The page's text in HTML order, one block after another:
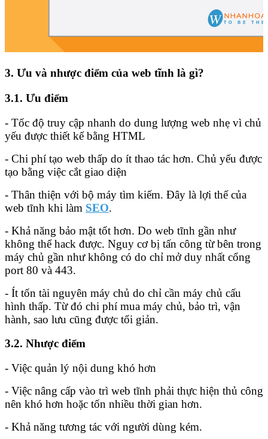
3. Ưu và nhược điểm của web tĩnh là gì?
3.1. Ưu điểm
- Tốc độ truy cập nhanh do dung lượng web nhẹ vì chủ
yếu được thiết kế bằng HTML
- Chi phí tạo web thấp do ít thao tác hơn. Chủ yếu được
tạo bằng việc cắt giao diện
- Thân thiện với bộ máy tìm kiếm. Đây là lợi thế của
web tĩnh khi làm SEO.
- Khả năng bảo mật tốt hơn. Do web tĩnh gần như
không thể hack được. Nguy cơ bị tấn công từ bên trong
máy chủ gần như không có do chỉ mở duy nhất cổng
port 80 và 443.
- Ít tốn tài nguyên máy chủ do chỉ cần máy chủ cấu
hình thấp. Từ đó chi phí mua máy chủ, bảo trì, vận
hành, sao lưu cũng được tối giản.
3.2. Nhược điểm
- Việc quản lý nội dung khó hơn
- Việc nâng cấp vào trì web tĩnh phải thực hiện thủ công
nên khó hơn hoặc tốn nhiều thời gian hơn.
- Khả năng tương tác với người dùng kém.